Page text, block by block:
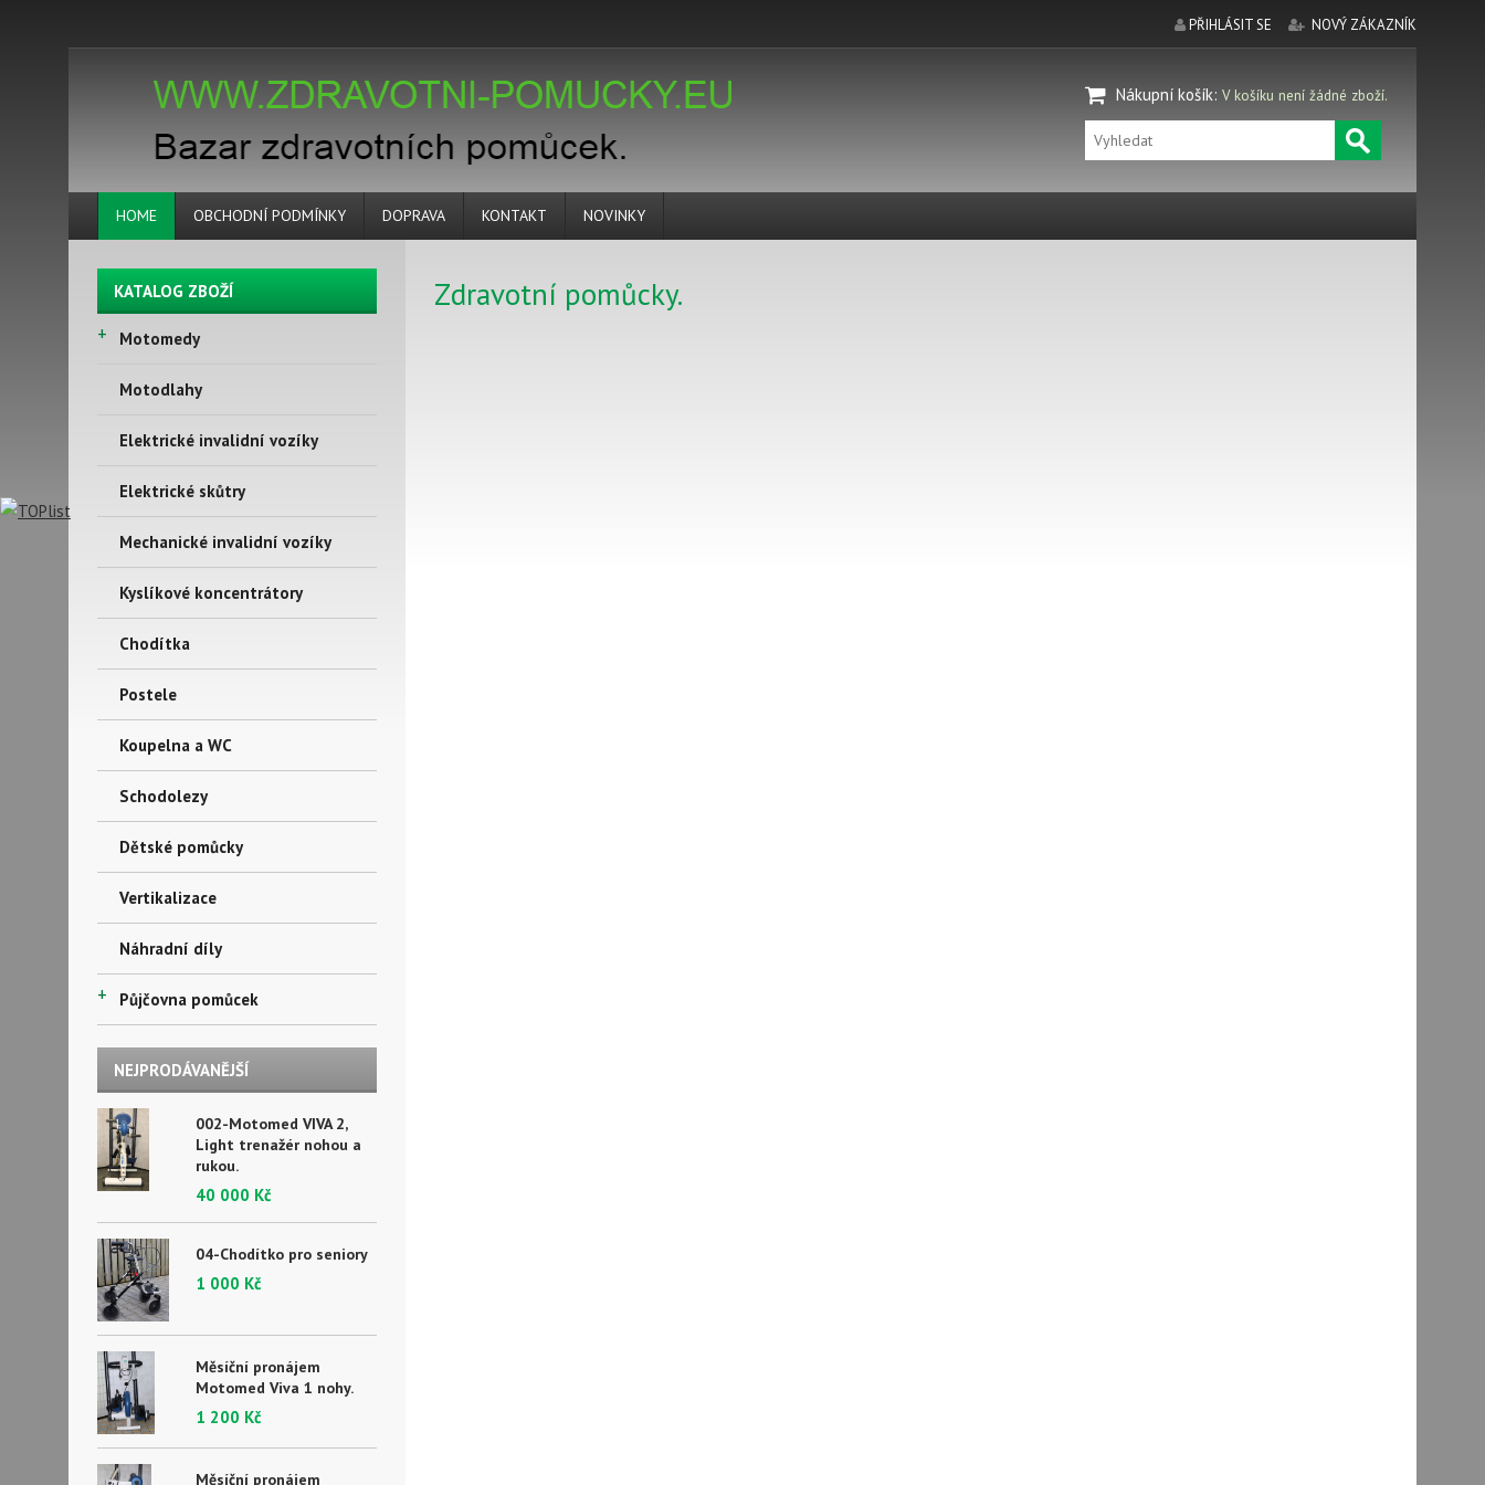
PŘIHLÁSIT SE NOVÝ ZÁKAZNÍK
Nákupní košík: V košíku není žádné zboží.
HOME OBCHODNÍ PODMÍNKY DOPRAVA KONTAKT NOVINKY
KATALOG ZBOŽÍ
+ Motomedy
Motodlahy
Elektrické invalidní vozíky
Elektrické skůtry
Mechanické invalidní vozíky
Kyslíkové koncentrátory
Chodítka
Postele
Koupelna a WC
Schodolezy
Dětské pomůcky
Vertikalizace
Náhradní díly
+ Půjčovna pomůcek
NEJPRODÁVANĚJŠÍ
002-Motomed VIVA 2,
Light trenažér nohou a
rukou.
40 000 Kč
04-Chodítko pro seniory
1 000 Kč
Měsíční pronájem
Motomed Viva 1 nohy.
1 200 Kč
Měsíční pronájem
Zdravotní pomůcky.